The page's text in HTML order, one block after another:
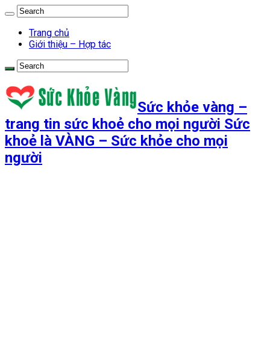
Trang chủ
Giới thiệu – Hợp tác
Sức khỏe vàng –
trang tin sức khoẻ cho mọi người Sức
khoẻ là VÀNG – Sức khỏe cho mọi
người